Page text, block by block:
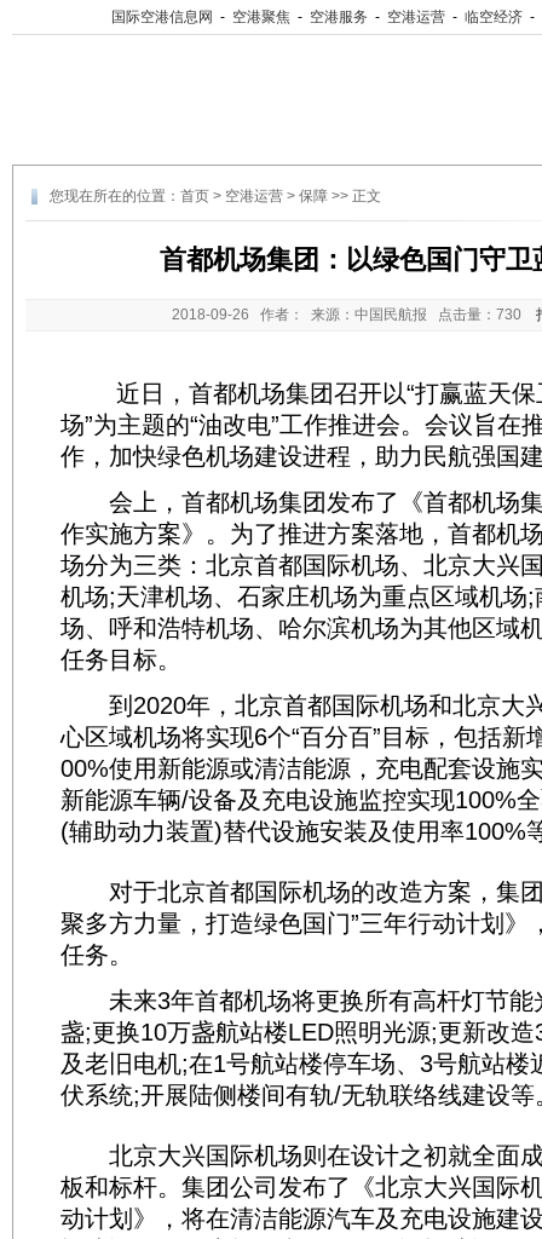
国际空港信息网 - 空港聚焦 - 空港服务 - 空港运营 - 临空经济 -
您现在所在的位置： 首页 > 空港运营 > 保障 >> 正文
首都机场集团：以绿色国门守卫
2018-09-26 作者： 来源：中国民航报 点击量： 730
近日，首都机场集团召开以“打赢蓝天保
场”为主题的“油改电”工作推进会。会议旨在
作，加快绿色机场建设进程，助力民航强国
会上，首都机场集团发布了《首都机场集
作实施方案》。为了推进方案落地，首都机
场分为三类：北京首都国际机场、北京大兴
机场;天津机场、石家庄机场为重点区域机场
场、呼和浩特机场、哈尔滨机场为其他区域
任务目标。
到2020年，北京首都国际机场和北京大
心区域机场将实现6个“百分百”目标，包括新
00%使用新能源或清洁能源，充电配套设施
新能源车辆/设备及充电设施监控实现100%
(辅助动力装置)替代设施安装及使用率100%
对于北京首都国际机场的改造方案，集团
聚多方力量，打造绿色国门”三年行动计划》
任务。
未来3年首都机场将更换所有高杆灯节能
盏;更换10万盏航站楼LED照明光源;更新改
及老旧电机;在1号航站楼停车场、3号航站楼
伏系统;开展陆侧楼间有轨/无轨联络线建设等
北京大兴国际机场则在设计之初就全面
板和标杆。集团公司发布了《北京大兴国际
动计划》，将在清洁能源汽车及充电设施建